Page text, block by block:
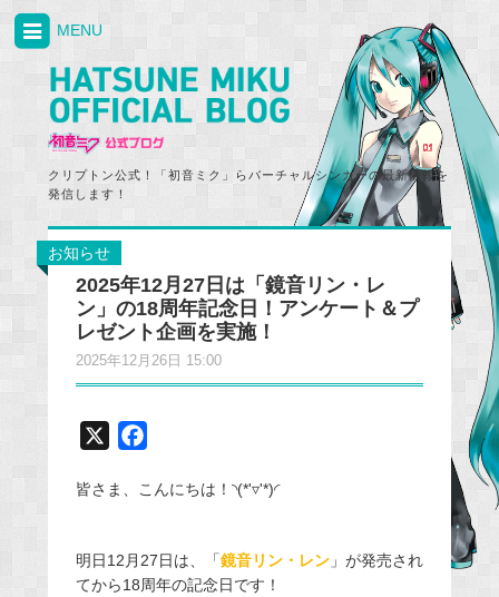
クリプトン公式！「初音ミク」らバーチャルシンガーの最新情報を
発信します！
MENU
お知らせ
2025年12月27日は「鏡音リン・レ
ン」の18周年記念日！アンケート＆プ
レゼント企画を実施！
2025年12月26日 15:00
c
b
o
皆さま、こんにちは！◝(*'▿'*)◜
明日12月27日は、「鏡音リン・レン」が発売され
てから18周年の記念日です！